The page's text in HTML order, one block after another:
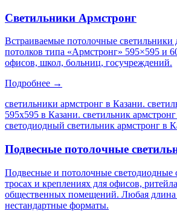
Светильники Армстронг
Встраиваемые потолочные светильники
потолков типа «Армстронг» 595×595 и
офисов, школ, больниц, госучреждений.
Подробнее →
светильники армстронг в Казани.
595х595 в Казани. светильник
светодиодный светильник армстронг в
Подвесные потолочные
Подвесные и потолочные светодиодные
тросах и креплениях для офисов,
общественных помещений. Любая длина
нестандартные форматы.